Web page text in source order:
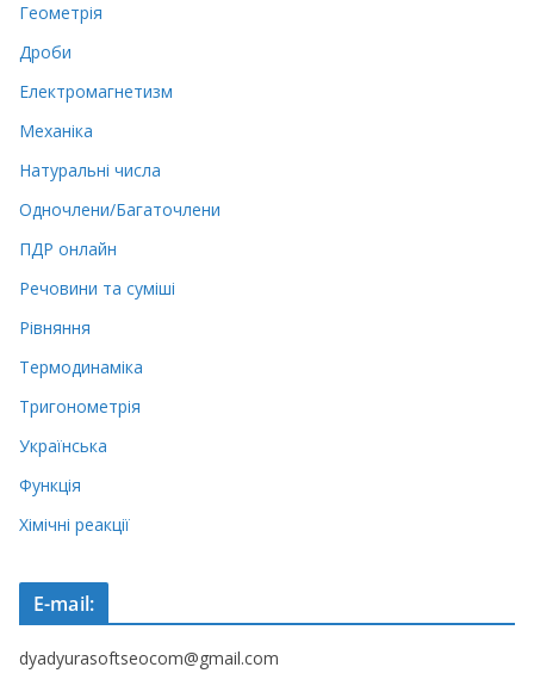
Геометрія
Дроби
Електромагнетизм
Механіка
Натуральні числа
Одночлени/Багаточлени
ПДР онлайн
Речовини та суміші
Рівняння
Термодинаміка
Тригонометрія
Українська
Функція
Хімічні реакції
E-mail:
dyadyurasoftseocom@gmail.com